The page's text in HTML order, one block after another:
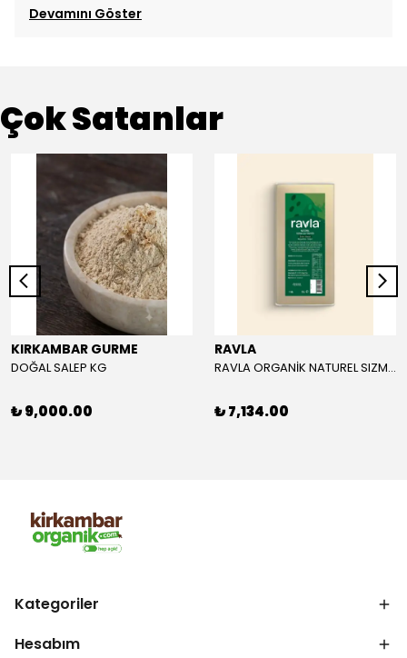
Devamını Göster
Çok Satanlar
KIRKAMBAR GURME
DOĞAL SALEP KG
₺ 9,000.00
RAVLA
RAVLA ORGANİK NATUREL SIZMA ZEYTİNYAĞI 5L
₺ 7,134.00
Kategoriler
Hesabım